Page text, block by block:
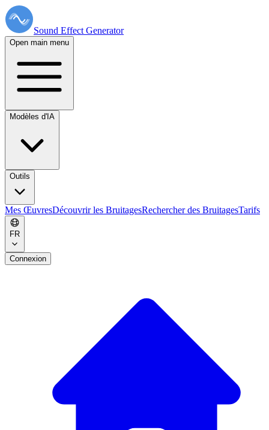
Sound Effect Generator
Open main menu
Modèles d'IA
Outils
Mes ŒuvresDécouvrir les BruitagesRechercher des BruitagesTarifs
FR
Connexion